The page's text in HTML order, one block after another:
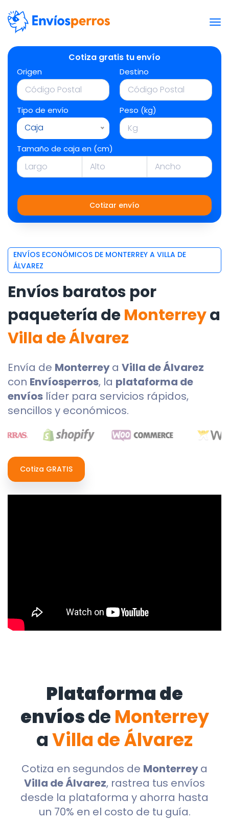
Cotiza gratis tu envío
Origen Destino
Tipo de envío
Caja
Peso (kg)
Tamaño de caja en (cm)
Cotizar envío
ENVÍOS ECONÓMICOS DE MONTERREY A VILLA DE
ÁLVAREZ
Envíos baratos por
paquetería deMonterreya
Villa de Álvarez
Envía de Monterreya Villa de Álvarez
con Envíosperros, la plataforma de
envíos líder para servicios rápidos,
sencillos y económicos.
Cotiza GRATIS
Plataforma de
envíosde Monterrey
aVilla de Álvarez
Cotiza en segundos de Monterreya
Villa de Álvarez, rastrea tus envíos
desde la plataforma y ahorra hasta
un 70% en el costo de tu guía.